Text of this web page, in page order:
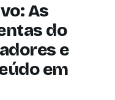
As
do
e
em